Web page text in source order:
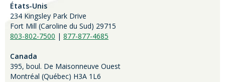
États-Unis
234 Kingsley Park Drive
Fort Mill (Caroline du Sud) 29715
803-802-7500 | 877-877-4685
Canada
395, boul. De Maisonneuve Ouest
Montréal (Québec) H3A 1L6